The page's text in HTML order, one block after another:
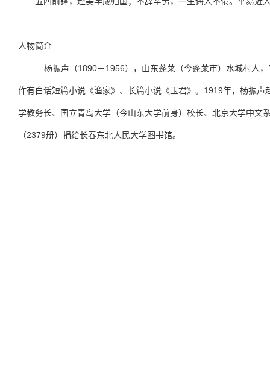
人物简介
杨振声（1890－ 1956），山东蓬莱（今蓬莱市）水城村人
作有白话短篇小说《渔家》、长篇小说《玉君》。 1919年，杨振声
学教务长、国立青岛大学（今山东大学前身）校长、北京大学中文
（2379册）捐给长春东北人民大学图书馆。